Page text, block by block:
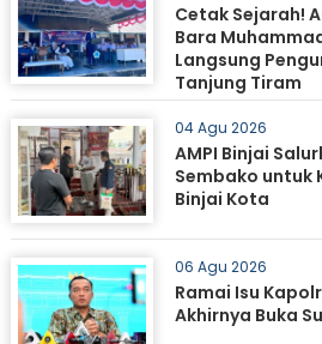
Cetak Sejarah!
Bara
Langsung
Tanjung Tiram
04 Agu 2026
AMPI Binjai
Sembako untuk
Binjai Kota
06 Agu 2026
Ramai Isu
Akhirnya Buka